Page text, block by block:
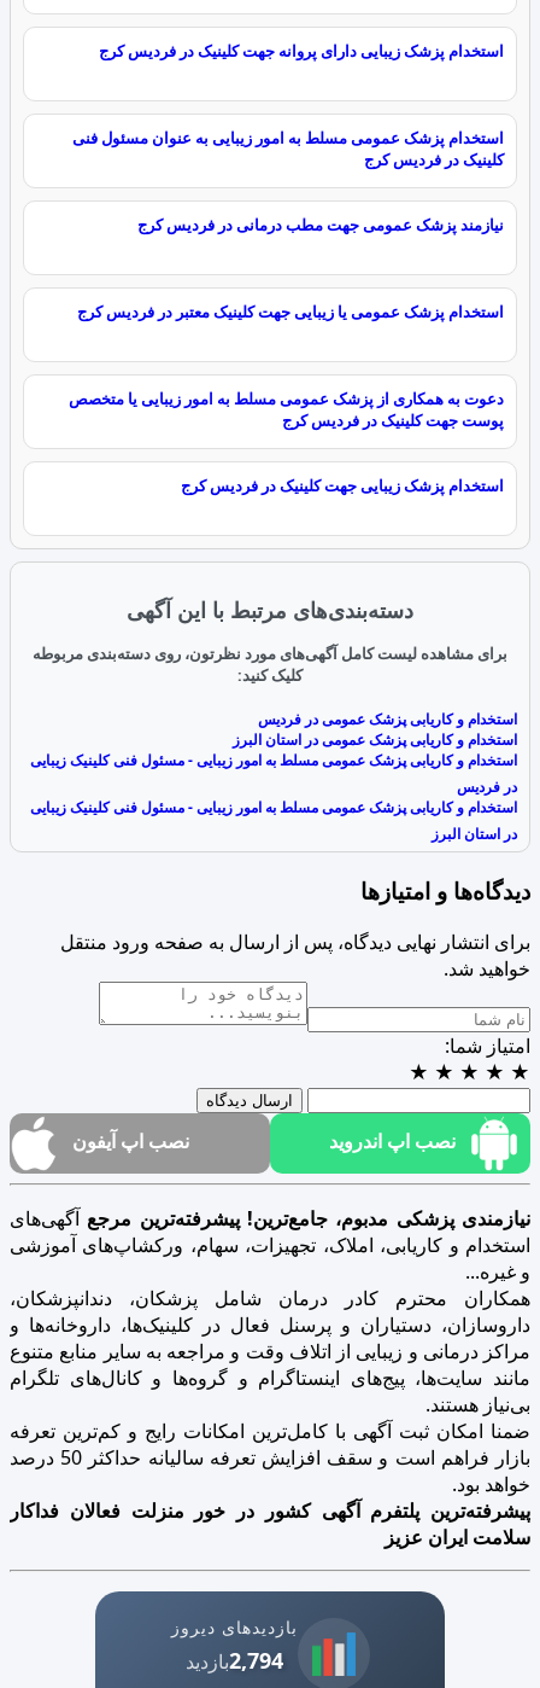
استخدام پزشک زیبایی دارای پروانه جهت کلینیک در فردیس کرج
استخدام پزشک عمومی مسلط به امور زیبایی به عنوان مسئول فنی
کلینیک در فردیس کرج
نیازمند پزشک عمومی جهت مطب درمانی در فردیس کرج
استخدام پزشک عمومی یا زیبایی جهت کلینیک معتبر در فردیس کرج
دعوت به همکاری از پزشک عمومی مسلط به امور زیبایی یا متخصص
پوست جهت کلینیک در فردیس کرج
استخدام پزشک زیبایی جهت کلینیک در فردیس کرج
دسته‌بندی‌های مرتبط با این آگهی
برای مشاهده لیست کامل آگهی‌های مورد نظرتون، روی دسته‌بندی مربوطه
کلیک کنید:
استخدام و کاریابی پزشک عمومی در فردیس
استخدام و کاریابی پزشک عمومی در استان البرز
استخدام و کاریابی پزشک عمومی مسلط به امور زیبایی - مسئول فنی کلینیک زیبایی
در فردیس
استخدام و کاریابی پزشک عمومی مسلط به امور زیبایی - مسئول فنی کلینیک زیبایی
در استان البرز
دیدگاه‌ها و امتیازها
برای انتشار نهایی دیدگاه، پس از ارسال به صفحه ورود منتقل
خواهید شد.
امتیاز شما:
★
★
★
★
★
ارسال دیدگاه
نصب اپ اندروید نصب اپ آیفون
نیازمندی پزشکی مدبوم، جامع‌ترین! پیشرفته‌ترین مرجع آگهی‌های
استخدام و کاریابی، املاک، تجهیزات، سهام، ورکشاپ‌های آموزشی
و غیره...
همکاران محترم کادر درمان شامل پزشکان، دندانپزشکان،
داروسازان، دستیاران و پرسنل فعال در کلینیک‌ها، داروخانه‌ها و
مراکز درمانی و زیبایی از اتلاف وقت و مراجعه به سایر منابع متنوع
مانند سایت‌ها، پیج‌های اینستاگرام و گروه‌ها و کانال‌های تلگرام
بی‌نیاز هستند.
ضمنا امکان ثبت آگهی با کامل‌ترین امکانات رایج و کم‌ترین تعرفه
بازار فراهم است و سقف افزایش تعرفه سالیانه حداکثر 50 درصد
خواهد بود.
پیشرفته‌ترین پلتفرم آگهی کشور در خور منزلت فعالان فداکار
سلامت ایران عزیز
بازدیدهای دیروز
2,794بازدید